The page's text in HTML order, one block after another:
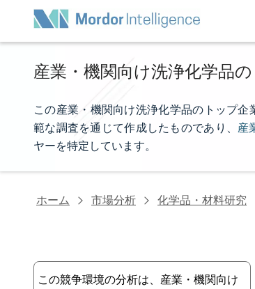
産業・機関向け洗浄化学品
この産業・機関向け洗浄化学品のトップ
範な調査を通じて作成したものであり、 産
ヤーを特定しています。
ホーム 市場分析 化学品・材料研究
この競争環境の分析は、産業・機関向け